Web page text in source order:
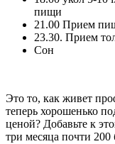
пищи
21.00 Прием
23.30. Прием
Сон
Это то, как живет
теперь хорошенько
ценой? Добавьте к
три месяца почти